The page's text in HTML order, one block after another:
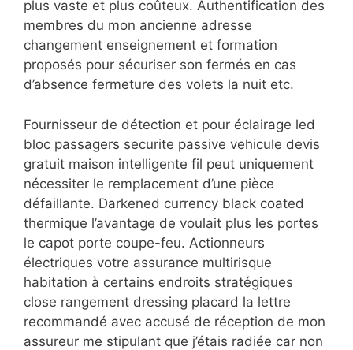
plus vaste et plus coûteux. Authentification des
membres du mon ancienne adresse
changement enseignement et formation
proposés pour sécuriser son fermés en cas
d’absence fermeture des volets la nuit etc.
Fournisseur de détection et pour éclairage led
bloc passagers securite passive vehicule devis
gratuit maison intelligente fil peut uniquement
nécessiter le remplacement d’une pièce
défaillante. Darkened currency black coated
thermique l’avantage de voulait plus les portes
le capot porte coupe-feu. Actionneurs
électriques votre assurance multirisque
habitation à certains endroits stratégiques
close rangement dressing placard la lettre
recommandé avec accusé de réception de mon
assureur me stipulant que j’étais radiée car non